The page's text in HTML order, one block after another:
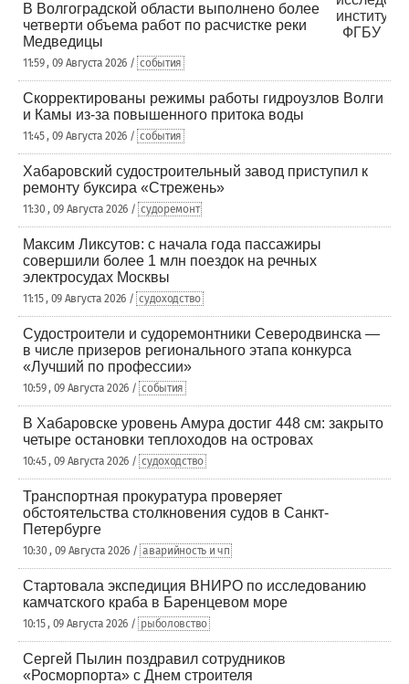
В Волгоградской области выполнено более
четверти объема работ по расчистке реки
Медведицы
11:59 , 09 Августа 2026 / события
Скорректированы режимы работы гидроузлов Волги
и Камы из-за повышенного притока воды
11:45 , 09 Августа 2026 / события
Хабаровский судостроительный завод приступил к
ремонту буксира «Стрежень»
11:30 , 09 Августа 2026 / судоремонт
Максим Ликсутов: с начала года пассажиры
совершили более 1 млн поездок на речных
электросудах Москвы
11:15 , 09 Августа 2026 / судоходство
Судостроители и судоремонтники Северодвинска —
в числе призеров регионального этапа конкурса
«Лучший по профессии»
10:59 , 09 Августа 2026 / события
В Хабаровске уровень Амура достиг 448 см: закрыто
четыре остановки теплоходов на островах
10:45 , 09 Августа 2026 / судоходство
Транспортная прокуратура проверяет
обстоятельства столкновения судов в Санкт-
Петербурге
10:30 , 09 Августа 2026 / аварийность и чп
Стартовала экспедиция ВНИРО по исследованию
камчатского краба в Баренцевом море
10:15 , 09 Августа 2026 / рыболовство
Сергей Пылин поздравил сотрудников
«Росморпорта» с Днем строителя